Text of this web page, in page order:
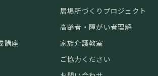
居場所づくりプロジェクト
高齢者・障がい者理解
講座
家族介護教室
ご協力ください